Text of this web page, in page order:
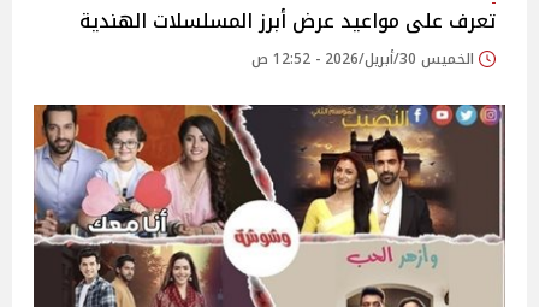
تعرف على مواعيد عرض أبرز المسلسلات الهندية
الخميس 30/أبريل/2026 - 12:52 ص